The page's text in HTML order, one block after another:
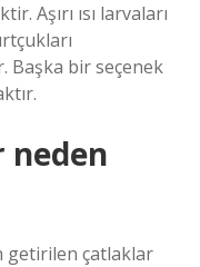
Aşırı ısı larvaları
Başka bir seçenek
neden
getirilen çatlaklar